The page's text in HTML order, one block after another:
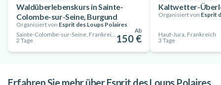
Waldüberlebenskurs in Sainte-
Colombe-sur-Seine, Burgund
Organisiert von Esprit des Loups Polaires
Sainte-Colombe-sur-Seine, Frankreich
2 Tage
Ab
150 €
Kaltwetter-
Organisiert von Esprit
Haut-Jura, Frankreich
3 Tage
Erfahren Sie mehr über Esprit des Loups Polaires